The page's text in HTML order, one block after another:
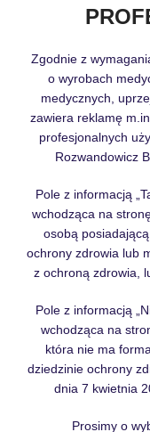
Zgodnie z
o wyrobach
medycznych,
zawiera reklamę
profesjonalnych
Rozwandowicz
Pole z informacją
wchodząca na
osobą
ochrony zdrowia lub
z ochroną zdrowia,
Pole z informacją
wchodząca na
która nie ma
dziedzinie ochrony
dnia 7 kwietnia
Prosimy o